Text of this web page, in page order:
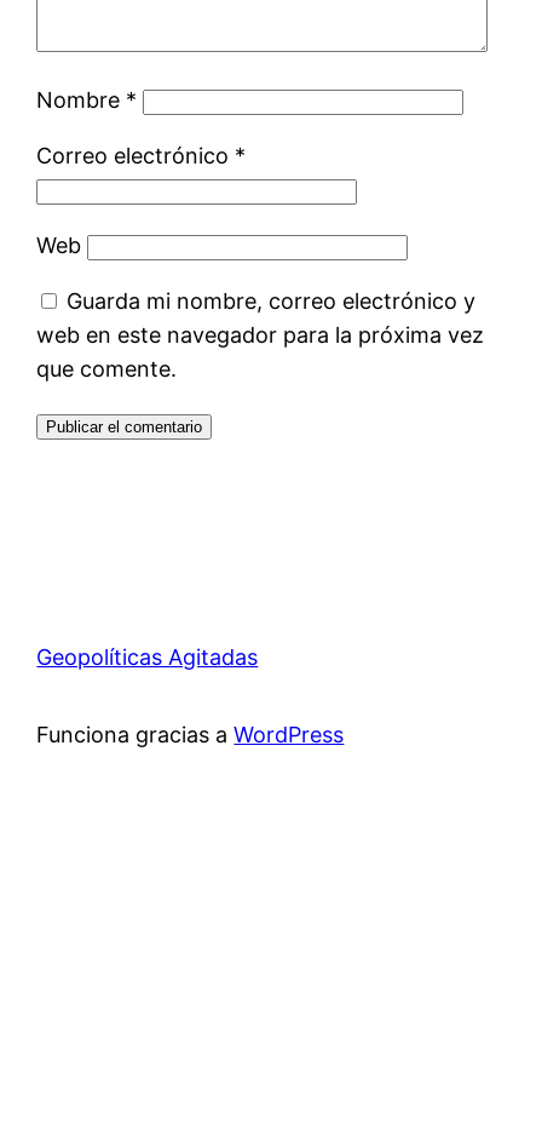
Nombre *
Correo electrónico *
Web
Guarda mi nombre, correo electrónico y
web en este navegador para la próxima vez
que comente.
Geopolíticas Agitadas
Funciona gracias aWordPress